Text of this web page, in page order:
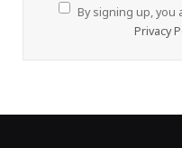
By signing up,
Privacy